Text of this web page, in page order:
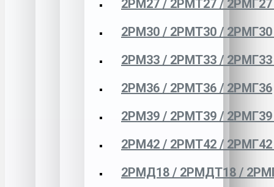
2РМ27 / 2РМТ27 /
2РМ30 / 2РМТ30 /
2РМ33 / 2РМТ33 /
2РМ36 / 2РМТ36 / 2РМГ36
2РМ39 / 2РМТ39 /
2РМ42 / 2РМТ42 /
2РМД18 / 2РМДТ18 /